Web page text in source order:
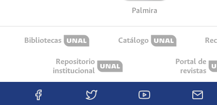
Palmira
Bibliotecas Catálogo
Repositorio
institucional
Portal de
revistas